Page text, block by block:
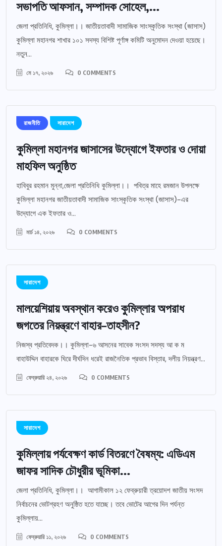
সভাপতি আফসান, সম্পাদক সোহেল,...
জেলা প্রতিনিধি, কুমিল্লা।। জাতীয়তাবাদী সামাজিক সাংস্কৃতিক সংস্থা (জাসাস)
কুমিল্লা মহানগর শাখার ১০১ সদস্য বিশিষ্ট পূর্ণাঙ্গ কমিটি অনুমোদন দেওয়া হয়েছে।
নতুন...
মে ১৭, ২০২৬ 0 COMMENTS
রাজনীতি সারাদেশ
কুমিল্লা মহানগর জাসাসের উদ্যোগে ইফতার ও দোয়া
মাহফিল অনুষ্ঠিত
হাবিবুর রহমান মুন্না,জেলা প্রতিনিধি কুমিল্লা।। পবিত্র মাহে রমজান উপলক্ষে
কুমিল্লা মহানগর জাতীয়তাবাদী সামাজিক সাংস্কৃতিক সংস্থা (জাসাস)-এর
উদ্যোগে এক ইফতার ও...
মার্চ ১৪, ২০২৬ 0 COMMENTS
সারাদেশ
মালয়েশিয়ায় অবস্থান করেও কুমিল্লার অপরাধ
জগতের নিয়ন্ত্রণে বাহার–তাহসীন?
নিজস্ব প্রতিবেদক।। কুমিল্লা-৬ আসনের সাবেক সংসদ সদস্য আ ক ম
বাহাউদ্দিন বাহারকে ঘিরে দীর্ঘদিন ধরেই রাজনৈতিক প্রভাব বিস্তার, দলীয় নিয়ন্ত্রণ...
ফেব্রুয়ারি ২৪, ২০২৬ 0 COMMENTS
সারাদেশ
কুমিল্লায় পর্যবেক্ষণ কার্ড বিতরণে বৈষম্য: এডিএম
জাফর সাদিক চৌধুরীর ভূমিকা...
জেলা প্রতিনিধি, কুমিল্লা।। আগামীকাল ১২ ফেব্রুয়ারী ত্রয়োদশ জাতীয় সংসদ
নির্বাচনের ভোটগ্রহণ অনুষ্ঠিত হতে যাচ্ছে। তবে ভোটের আগের দিন পর্যন্ত
কুমিল্লায়...
ফেব্রুয়ারি ১১, ২০২৬ 0 COMMENTS